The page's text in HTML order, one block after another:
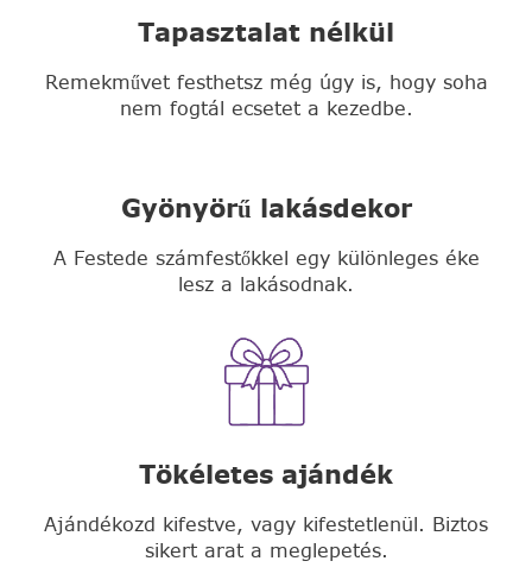
Tapasztalat nélkül
Remekművet festhetsz még úgy is, hogy soha
nem fogtál ecsetet a kezedbe.
Gyönyörű lakásdekor
A Festede számfestőkkel egy különleges éke
lesz a lakásodnak.
Tökéletes ajándék
Ajándékozd kifestve, vagy kifestetlenül. Biztos
sikert arat a meglepetés.